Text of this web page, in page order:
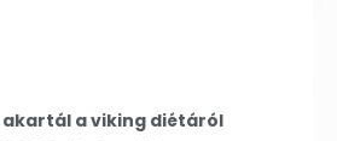
a viking diétáról